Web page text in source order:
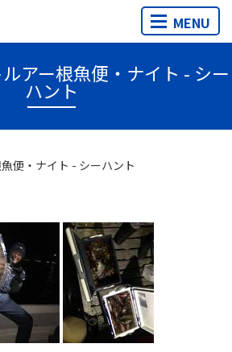
MENU
アー根魚便・ナイト - シー
ハント
便・ナイト - シーハント